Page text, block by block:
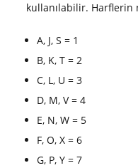
kullanılabilir. Harflerin
A, J, S = 1
B, K, T = 2
C, L, U = 3
D, M, V = 4
E, N, W = 5
F, O, X = 6
G, P, Y = 7